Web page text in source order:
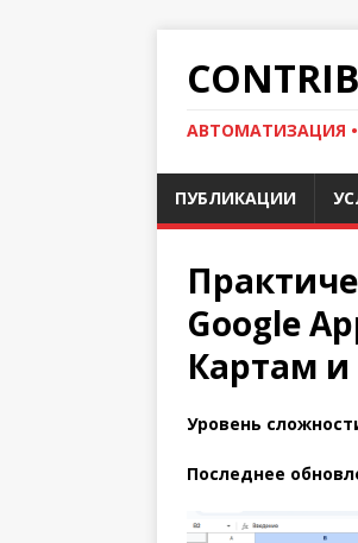
АВТОМАТИЗАЦИЯ
ПУБЛИКАЦИИ
Google
Картам
Уровень
Последнее